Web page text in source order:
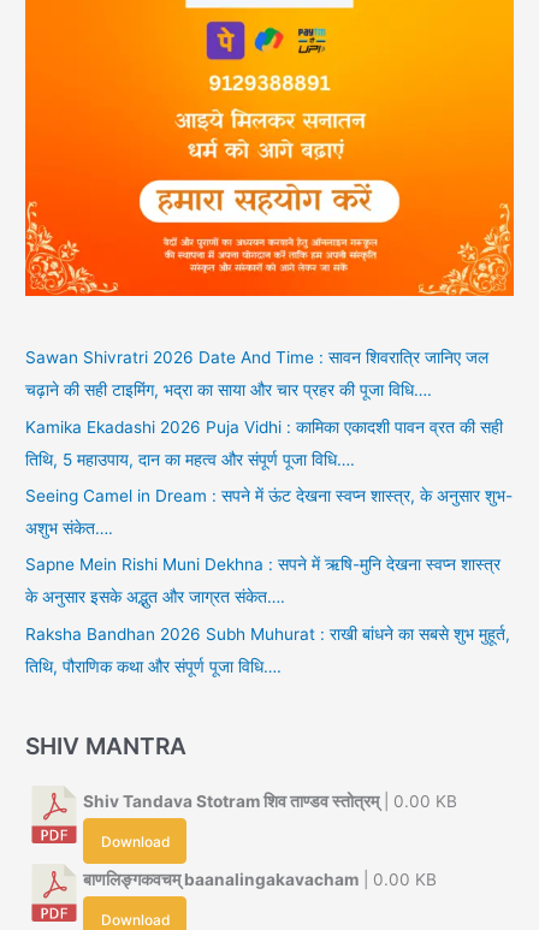
Sawan Shivratri 2026 Date And Time : सावन शिवरात्रि जानिए जल
चढ़ाने की सही टाइमिंग, भद्रा का साया और चार प्रहर की पूजा विधि….
Kamika Ekadashi 2026 Puja Vidhi : कामिका एकादशी पावन व्रत की सही
तिथि, 5 महाउपाय, दान का महत्व और संपूर्ण पूजा विधि….
Seeing Camel in Dream : सपने में ऊंट देखना स्वप्न शास्त्र, के अनुसार शुभ-
अशुभ संकेत….
Sapne Mein Rishi Muni Dekhna : सपने में ऋषि-मुनि देखना स्वप्न शास्त्र
के अनुसार इसके अद्भुत और जाग्रत संकेत….
Raksha Bandhan 2026 Subh Muhurat : राखी बांधने का सबसे शुभ मुहूर्त,
तिथि, पौराणिक कथा और संपूर्ण पूजा विधि….
SHIV MANTRA
Shiv Tandava Stotram शिव ताण्डव स्तोत्रम्| 0.00 KB
Download
बाणलिङ्गकवचम् baanalingakavacham | 0.00 KB
Download